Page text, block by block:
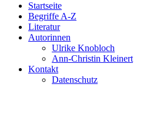
Startseite
Begriffe A-Z
Literatur
Autorinnen
Ulrike Knobloch
Ann-Christin Kleinert
Kontakt
Datenschutz